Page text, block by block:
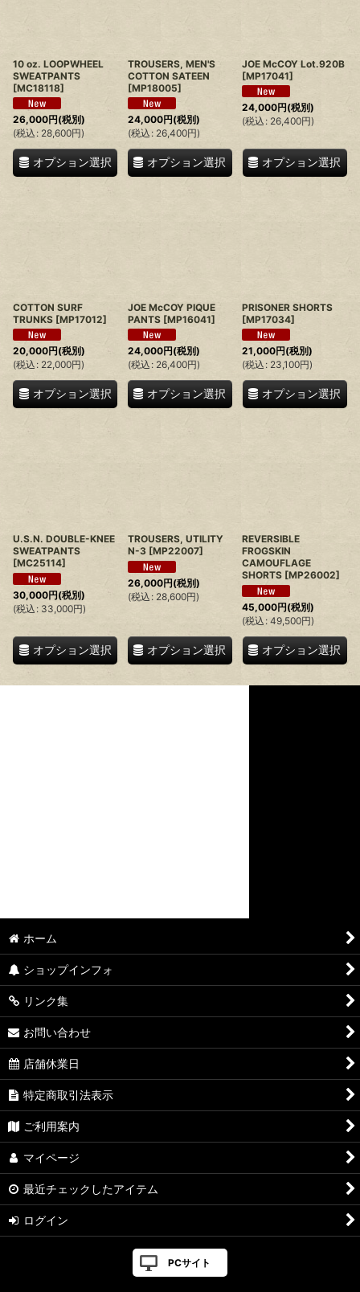
10 oz. LOOPWHEEL
SWEATPANTS
[MC18118]
26,000円(税別)
(税込 : 28,600円)
オプション選択
TROUSERS, MEN'S
COTTON SATEEN
[MP18005]
24,000円(税別)
(税込 : 26,400円)
オプション選択
JOE McCOY Lot.920B
[MP17041]
24,000円(税別)
(税込 : 26,400円)
オプション選択
COTTON SURF
TRUNKS [MP17012]
20,000円(税別)
(税込 : 22,000円)
オプション選択
JOE McCOY PIQUE
PANTS [MP16041]
24,000円(税別)
(税込 : 26,400円)
オプション選択
PRISONER SHORTS
[MP17034]
21,000円(税別)
(税込 : 23,100円)
オプション選択
U.S.N. DOUBLE-KNEE
SWEATPANTS
[MC25114]
30,000円(税別)
(税込 : 33,000円)
オプション選択
TROUSERS, UTILITY
N-3 [MP22007]
26,000円(税別)
(税込 : 28,600円)
オプション選択
REVERSIBLE
FROGSKIN
CAMOUFLAGE
SHORTS [MP26002]
45,000円(税別)
(税込 : 49,500円)
オプション選択
ホーム
ショップインフォ
リンク集
お問い合わせ
店舗休業日
特定商取引法表示
ご利用案内
マイページ
最近チェックしたアイテム
ログイン
PCサイト